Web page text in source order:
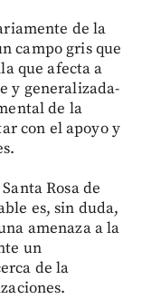
de la
campo gris que
que afecta a
y generalizada-
de la
con el apoyo y
Rosa de
es, sin duda,
amenaza a la
un
de la